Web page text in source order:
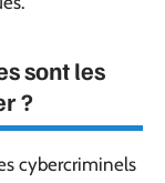
sont les
?
cybercriminels